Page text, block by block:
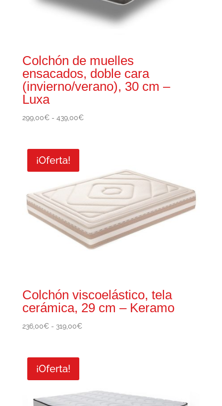
Colchón de muelles
ensacados, doble cara
(invierno/verano), 30 cm –
Luxa
299,00€ - 439,00€Rango
439,00€
¡Oferta!
Colchón viscoelástico, tela
cerámica, 29 cm – Keramo
236,00€ - 319,00€Rango
319,00€
¡Oferta!